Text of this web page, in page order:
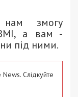
змогу
а вам -
під ними.
Слідкуйте